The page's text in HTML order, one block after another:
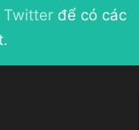
Twitter để có các